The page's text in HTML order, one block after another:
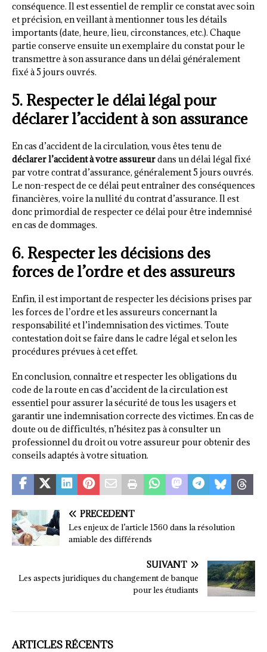
conséquence. Il est essentiel de remplir ce constat avec soin
et précision, en veillant à mentionner tous les détails
importants (date, heure, lieu, circonstances, etc.). Chaque
partie conserve ensuite un exemplaire du constat pour le
transmettre à son assurance dans un délai généralement
fixé à 5 jours ouvrés.
5. Respecter le délai légal pour
déclarer l’accident à son assurance
En cas d’accident de la circulation, vous êtes tenu de
déclarer l’accident à votre assureurdans un délai légal fixé
par votre contrat d’assurance, généralement 5 jours ouvrés.
Le non-respect de ce délai peut entraîner des conséquences
financières, voire la nullité du contrat d’assurance. Il est
donc primordial de respecter ce délai pour être indemnisé
en cas de dommages.
6. Respecter les décisions des
forces de l’ordre et des assureurs
Enfin, il est important de respecter les décisions prises par
les forces de l’ordre et les assureurs concernant la
responsabilité et l’indemnisation des victimes. Toute
contestation doit se faire dans le cadre légal et selon les
procédures prévues à cet effet.
En conclusion, connaître et respecter les obligations du
code de la route en cas d’accident de la circulation est
essentiel pour assurer la sécurité de tous les usagers et
garantir une indemnisation correcte des victimes. En cas de
doute ou de difficultés, n’hésitez pas à consulter un
professionnel du droit ou votre assureur pour obtenir des
conseils adaptés à votre situation.
PRÉCÉDENT
Les enjeux de l’article 1560 dans la résolution
amiable des différends
SUIVANT
Les aspects juridiques du changement de banque
pour les étudiants
ARTICLES RÉCENTS